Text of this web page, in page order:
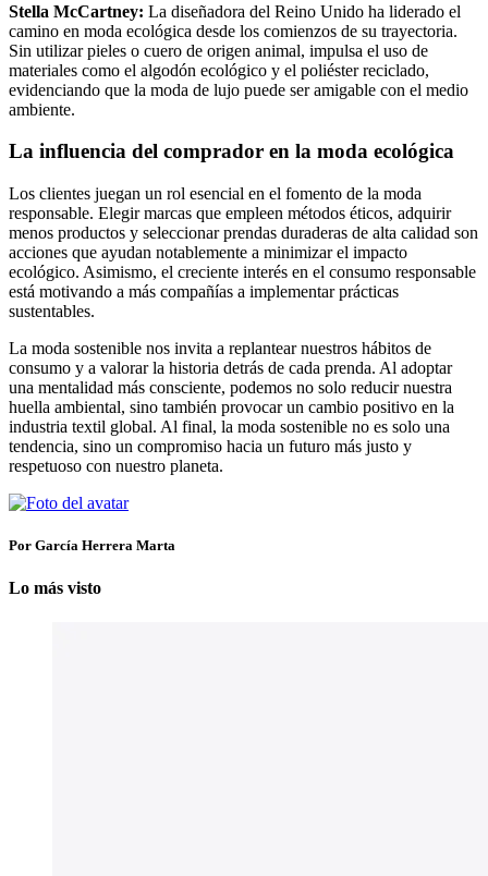
Stella McCartney: La diseñadora del Reino Unido ha liderado el
camino en moda ecológica desde los comienzos de su trayectoria.
Sin utilizar pieles o cuero de origen animal, impulsa el uso de
materiales como el algodón ecológico y el poliéster reciclado,
evidenciando que la moda de lujo puede ser amigable con el medio
ambiente.
La influencia del comprador en la moda ecológica
Los clientes juegan un rol esencial en el fomento de la moda
responsable. Elegir marcas que empleen métodos éticos, adquirir
menos productos y seleccionar prendas duraderas de alta calidad son
acciones que ayudan notablemente a minimizar el impacto
ecológico. Asimismo, el creciente interés en el consumo responsable
está motivando a más compañías a implementar prácticas
sustentables.
La moda sostenible nos invita a replantear nuestros hábitos de
consumo y a valorar la historia detrás de cada prenda. Al adoptar
una mentalidad más consciente, podemos no solo reducir nuestra
huella ambiental, sino también provocar un cambio positivo en la
industria textil global. Al final, la moda sostenible no es solo una
tendencia, sino un compromiso hacia un futuro más justo y
respetuoso con nuestro planeta.
Por García Herrera Marta
Lo más visto